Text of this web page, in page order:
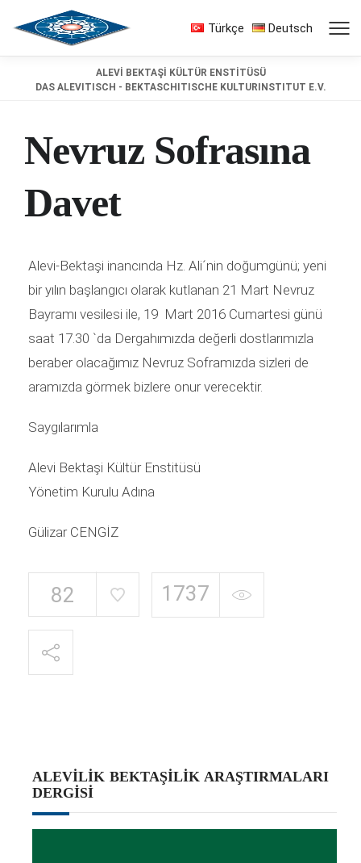
Türkçe Deutsch
ALEVİ BEKTAŞİ KÜLTÜR ENSTİTÜSÜ
DAS ALEVITISCH - BEKTASCHITISCHE KULTURINSTITUT E.V.
Nevruz Sofrasına
Davet
Alevi-Bektaşi inancında Hz. Ali´nin doğumgünü; yeni
bir yılın başlangıcı olarak kutlanan 21 Mart Nevruz
Bayramı vesilesi ile, 19 Mart 2016 Cumartesi günü
saat 17.30 `da Dergahımızda değerli dostlarımızla
beraber olacağımız Nevruz Soframızda sizleri de
aramızda görmek bizlere onur verecektir.
Saygılarımla
Alevi Bektaşi Kültür Enstitüsü
Yönetim Kurulu Adına
Gülizar CENGİZ
82 1737
ALEVILIK BEKTAŞILIK ARAŞTIRMALARI
DERGISI